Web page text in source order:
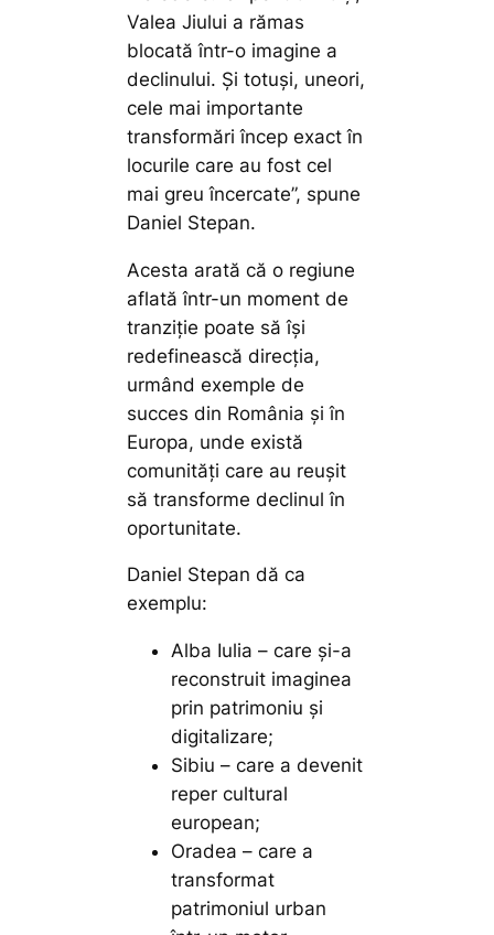
Valea Jiului a rămas
blocată într-o imagine a
declinului. Și totuși, uneori,
cele mai importante
transformări încep exact în
locurile care au fost cel
mai greu încercate”, spune
Daniel Stepan.
Acesta arată că o regiune
aflată într-un moment de
tranziție poate să își
redefinească direcția,
urmând exemple de
succes din România și în
Europa, unde există
comunități care au reușit
să transforme declinul în
oportunitate.
Daniel Stepan dă ca
exemplu:
Alba Iulia – care și-a
reconstruit imaginea
prin patrimoniu și
digitalizare;
Sibiu – care a devenit
reper cultural
european;
Oradea – care a
transformat
patrimoniul urban